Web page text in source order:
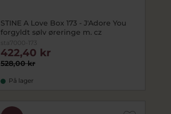
STINE A Love Box 173 - J'Adore You
forgyldt sølv øreringe m. cz
sta7000-173
528,00 kr
422,40 kr
På lager